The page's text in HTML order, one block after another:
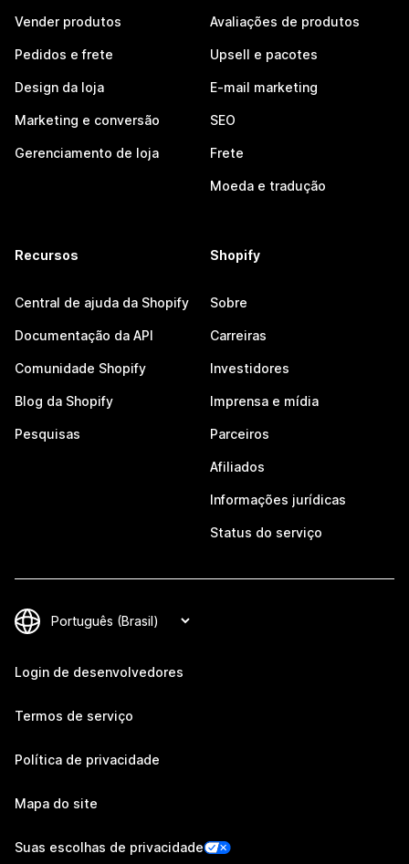
Vender produtos
Pedidos e frete
Design da loja
Marketing e conversão
Gerenciamento de loja
Avaliações de produtos
Upsell e pacotes
E-mail marketing
SEO
Frete
Moeda e tradução
Recursos
Central de ajuda da Shopify
Documentação da API
Comunidade Shopify
Blog da Shopify
Pesquisas
Shopify
Sobre
Carreiras
Investidores
Imprensa e mídia
Parceiros
Afiliados
Informações jurídicas
Status do serviço
Login de desenvolvedores
Termos de serviço
Política de privacidade
Mapa do site
Suas escolhas de privacidade